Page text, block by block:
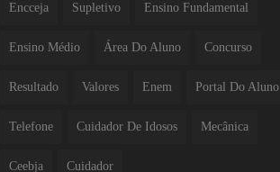
Encceja Supletivo Ensino Fundamental
Ensino Médio Área Do Aluno Concurso
Resultado Valores Enem Portal Do Aluno
Telefone Cuidador De Idosos Mecânica
Ceebja Cuidador